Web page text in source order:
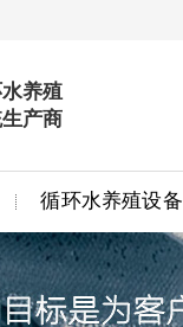
养殖
产商
循环水养殖设备